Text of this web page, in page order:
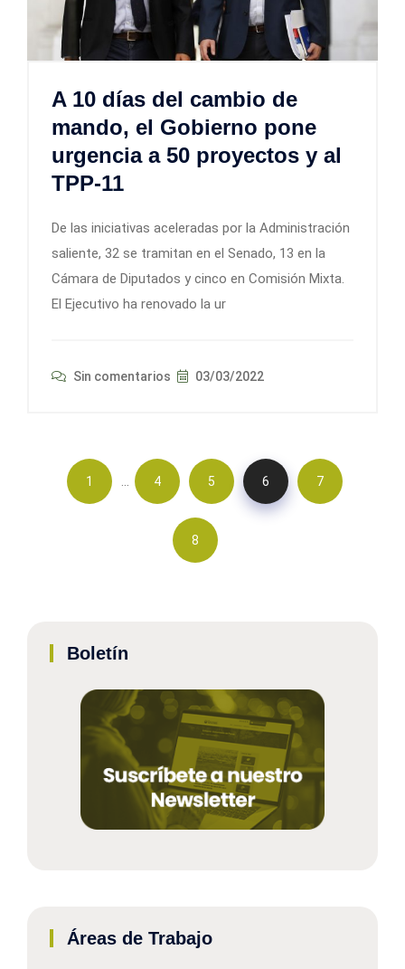
A 10 días del cambio de
mando, el Gobierno pone
urgencia a 50 proyectos y al
TPP-11
De las iniciativas aceleradas por la Administración
saliente, 32 se tramitan en el Senado, 13 en la
Cámara de Diputados y cinco en Comisión Mixta.
El Ejecutivo ha renovado la ur
Sin comentarios 03/03/2022
1 … 4 5 6 7
8
Boletín
Áreas de Trabajo